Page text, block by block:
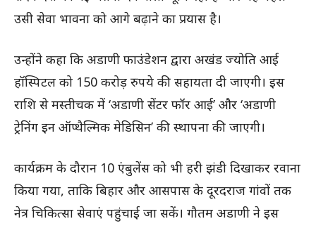
उसी सेवा भावना को आगे बढ़ाने का प्रयास है।
उन्होंने कहा कि अडाणी फाउंडेशन द्वारा अखंड ज्योति आई
हॉस्पिटल को 150 करोड़ रुपये की सहायता दी जाएगी। इस
राशि से मस्तीचक में ‘अडाणी सेंटर फॉर आई’ और ‘अडाणी
ट्रेनिंग इन ऑप्थैल्मिक मेडिसिन’ की स्थापना की जाएगी।
कार्यक्रम के दौरान 10 एंबुलेंस को भी हरी झंडी दिखाकर रवाना
किया गया, ताकि बिहार और आसपास के दूरदराज गांवों तक
नेत्र चिकित्सा सेवाएं पहुंचाई जा सकें। गौतम अडाणी ने इस